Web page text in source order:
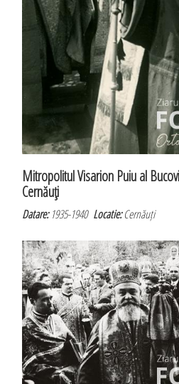
Mitropolitul Visarion Puiu al
Cernăuţi
Datare:1935-1940Locatie:Cernăuți